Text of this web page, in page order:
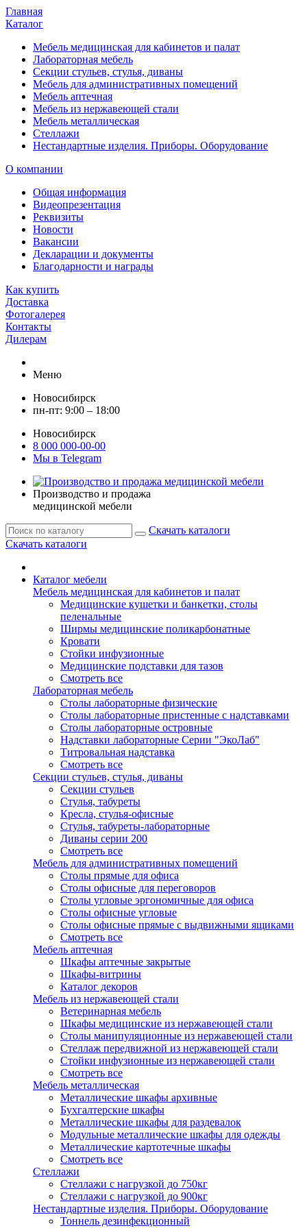
Главная
Каталог
Мебель медицинская для кабинетов и палат
Лабораторная мебель
Секции стульев, стулья, диваны
Мебель для административных помещений
Мебель аптечная
Мебель из нержавеющей стали
Мебель металлическая
Стеллажи
Нестандартные изделия. Приборы. Оборудование
О компании
Общая информация
Видеопрезентация
Реквизиты
Новости
Вакансии
Декларации и документы
Благодарности и награды
Как купить
Доставка
Фотогалерея
Контакты
Дилерам
Меню
Новосибирск
пн-пт: 9:00 – 18:00
Новосибирск
8 000 000-00-00
Мы в Telegram
Производство и продажа
медицинской мебели
Скачать каталоги
Скачать каталоги
Каталог мебели
Мебель медицинская для кабинетов и палат
Медицинские кушетки и банкетки, столы
пеленальные
Ширмы медицинские поликарбонатные
Кровати
Стойки инфузионные
Медицинские подставки для тазов
Смотреть все
Лабораторная мебель
Столы лабораторные физические
Столы лабораторные пристенные с надставками
Столы лабораторные островные
Надставки лабораторные Серии "ЭкоЛаб"
Титровальная надставка
Смотреть все
Секции стульев, стулья, диваны
Секции стульев
Стулья, табуреты
Кресла, стулья-офисные
Стулья, табуреты-лабораторные
Диваны серии 200
Смотреть все
Мебель для административных помещений
Столы прямые для офиса
Столы офисные для переговоров
Столы угловые эргономичные для офиса
Столы офисные угловые
Столы офисные прямые с выдвижными ящиками
Смотреть все
Мебель аптечная
Шкафы аптечные закрытые
Шкафы-витрины
Каталог декоров
Мебель из нержавеющей стали
Ветеринарная мебель
Шкафы медицинские из нержавеющей стали
Столы манипуляционные из нержавеющей стали
Стеллаж передвижной из нержавеющей стали
Стойки инфузионные из нержавеющей стали
Смотреть все
Мебель металлическая
Металлические шкафы архивные
Бухгалтерские шкафы
Металлические шкафы для раздевалок
Модульные металлические шкафы для одежды
Металлические картотечные шкафы
Смотреть все
Стеллажи
Стеллажи с нагрузкой до 750кг
Стеллажи с нагрузкой до 900кг
Нестандартные изделия. Приборы. Оборудование
Тоннель дезинфекционный